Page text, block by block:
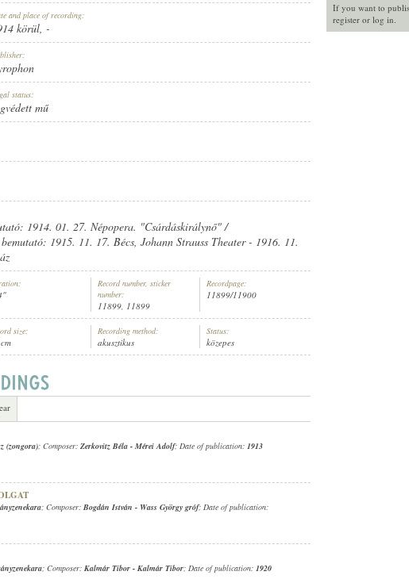
If you want to
register or log in.
CIGÁNYZENEKAR
and place of recording:
körül, -
status:
mű
1914. 01. 27. Népopera. "Csárdáskirálynő" /
1915. 11. 17. Bécs, Johann Strauss Theater - 1916. 11.
Record number, sticker
number:
11899, 11899
Recordpage:
11899/11900
size: Recording method:
akusztikus
Status:
közepes
(zongora); Composer: Zerkovitz Béla - Mérei Adolf; Date of publication: 1913
; Composer: Bogdán István - Wass György gróf; Date of publication:
; Composer: Kalmár Tibor - Kalmár Tibor; Date of publication: 1920